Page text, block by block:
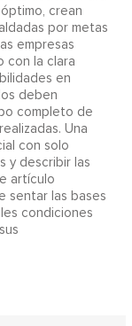
crean
por metas
empresas
con la clara
en
deben
completo de
Una
con solo
y describir las
artículo
sentar las bases
condiciones